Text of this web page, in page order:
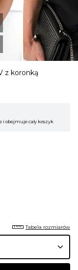
z koronką
RABAT
wszystkich produktów w
Tabela rozmiarów